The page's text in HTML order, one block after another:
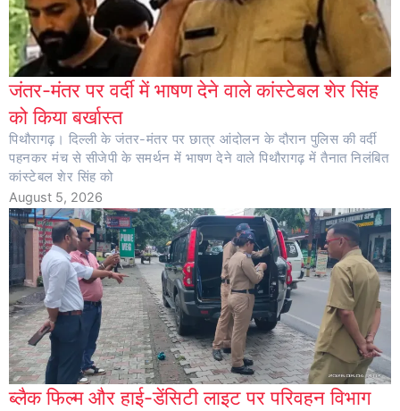
जंतर-मंतर पर वर्दी में भाषण देने वाले कांस्टेबल शेर सिंह
को किया बर्खास्त
पिथौरागढ़। दिल्ली के जंतर-मंतर पर छात्र आंदोलन के दौरान पुलिस की वर्दी
पहनकर मंच से सीजेपी के समर्थन में भाषण देने वाले पिथौरागढ़ में तैनात निलंबित
कांस्टेबल शेर सिंह को
August 5, 2026
ब्लैक फिल्म और हाई-डेंसिटी लाइट पर परिवहन विभाग